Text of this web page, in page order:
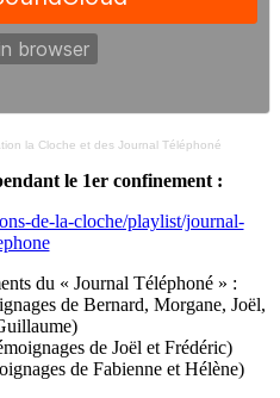
la Cloche et des Journal Téléphoné
le 1er confinement :
de-la-cloche/playlist/journal-
du « Journal Téléphoné » :
de Bernard, Morgane, Joël,
de Joël et Frédéric)
de Fabienne et Hélène)